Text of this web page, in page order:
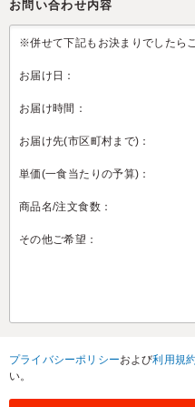
お問い合わせ内容
プライバシーポリシーおよび利用規
い。